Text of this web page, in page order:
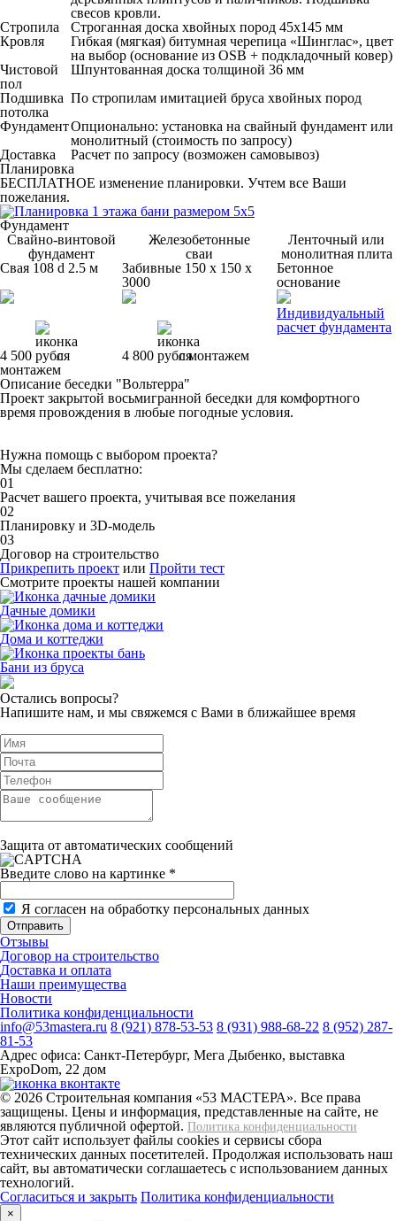
свесов кровли.
Стропила
Строганная доска хвойных пород 45х145 мм
Кровля
Гибкая (мягкая) битумная черепица «Шинглас», цвет
на выбор (основание из OSB + подкладочный ковер)
Чистовой
пол
Шпунтованная доска толщиной 36 мм
Подшивка
потолка
По стропилам имитацией бруса хвойных пород
ФундаментОпционально: установка на свайный фундамент или
монолитный (стоимость по запросу)
Доставка
Расчет по запросу (возможен самовывоз)
Планировка
БЕСПЛАТНОЕ изменение планировки. Учтем все Ваши
пожелания.
Фундамент
Свайно-винтовой
фундамент
Железобетонные
сваи
Ленточный или
монолитная плита
Свая 108 d 2.5 м
Забивные 150 x 150 x
3000
Бетонное
основание
4 500
с
монтажем
4 800 с монтажем
Индивидуальный
расчет фундамента
Описание беседки "Вольтерра"
Проект закрытой восьмигранной беседки для комфортного
время провождения в любые погодные условия.
Нужна помощь с выбором проекта?
Мы сделаем бесплатно:
01
Расчет вашего проекта, учитывая все пожелания
02
Планировку и 3D-модель
03
Договор на строительство
Прикрепить проект или Пройти тест
Смотрите проекты нашей компании
Дачные домики
Дома и коттеджи
Бани из бруса
Остались вопросы?
Напишите нам, и мы свяжемся с Вами в ближайшее время
Защита от автоматических сообщений
Введите слово на картинке *
Я согласен на обработку персональных данных
Отзывы
Договор на строительство
Доставка и оплата
Наши преимущества
Новости
Политика конфиденциальности
info@53mastera.ru 8 (921) 878-53-53 8 (931) 988-68-22 8 (952) 287-
81-53
Адрес офиса: Санкт-Петербург, Мега Дыбенко, выставка
ExpoDom, 22 дом
© 2026 Строительная компания «53 МАСТЕРА». Все права
защищены. Цены и информация, представленные на сайте, не
являются публичной офертой. Политика конфиденциальности
Этот сайт использует файлы cookies и сервисы сбора
технических данных посетителей. Продолжая использовать наш
сайт, вы автоматически соглашаетесь с использованием данных
технологий.
Согласиться и закрыть Политика конфиденциальности
×